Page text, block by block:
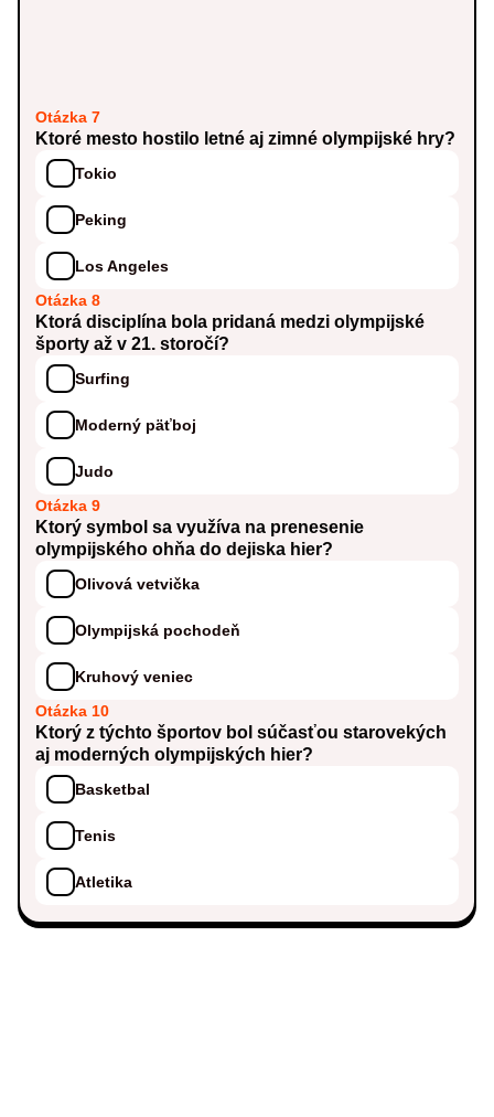
Otázka 7
Ktoré mesto hostilo letné aj zimné olympijské hry?
Tokio
Peking
Los Angeles
Otázka 8
Ktorá disciplína bola pridaná medzi olympijské
športy až v 21. storočí?
Surfing
Moderný päťboj
Judo
Otázka 9
Ktorý symbol sa využíva na prenesenie
olympijského ohňa do dejiska hier?
Olivová vetvička
Olympijská pochodeň
Kruhový veniec
Otázka 10
Ktorý z týchto športov bol súčasťou starovekých
aj moderných olympijských hier?
Basketbal
Tenis
Atletika